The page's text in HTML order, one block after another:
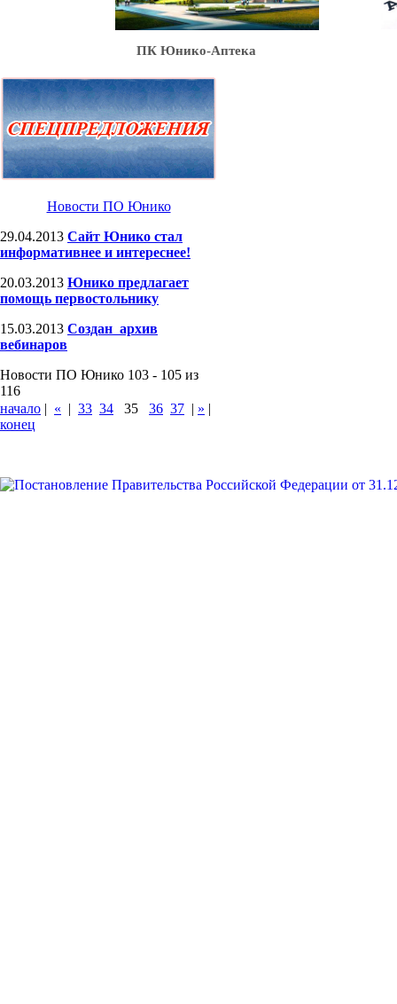
ПК Юнико-Аптека
Новости ПО Юнико
29.04.2013 Сайт Юнико стал
информативнее и интереснее!
20.03.2013 Юнико предлагает
помощь первостольнику
15.03.2013 Создан архив
вебинаров
Новости ПО Юнико 103 - 105 из
116
начало | « | 33 34 35 36 37 | » |
конец